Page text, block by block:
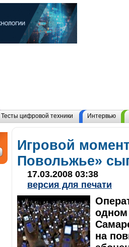
Тесты цифровой техники Интервью
Игровой
Повольжье»
17.03.2008 03:38
версия для печати
одном
на